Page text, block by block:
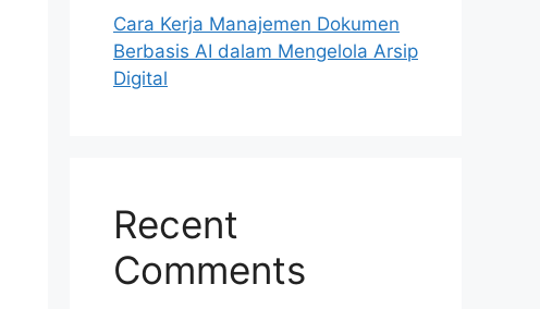
Cara Kerja Manajemen Dokumen
Berbasis AI dalam Mengelola Arsip
Digital
Recent
Comments